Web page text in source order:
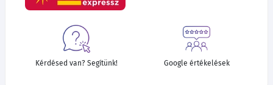
Kérdésed van? Segítünk! Google értékelések